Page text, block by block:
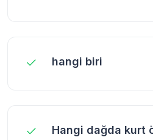
hangi biri
Hangi dağda kurt